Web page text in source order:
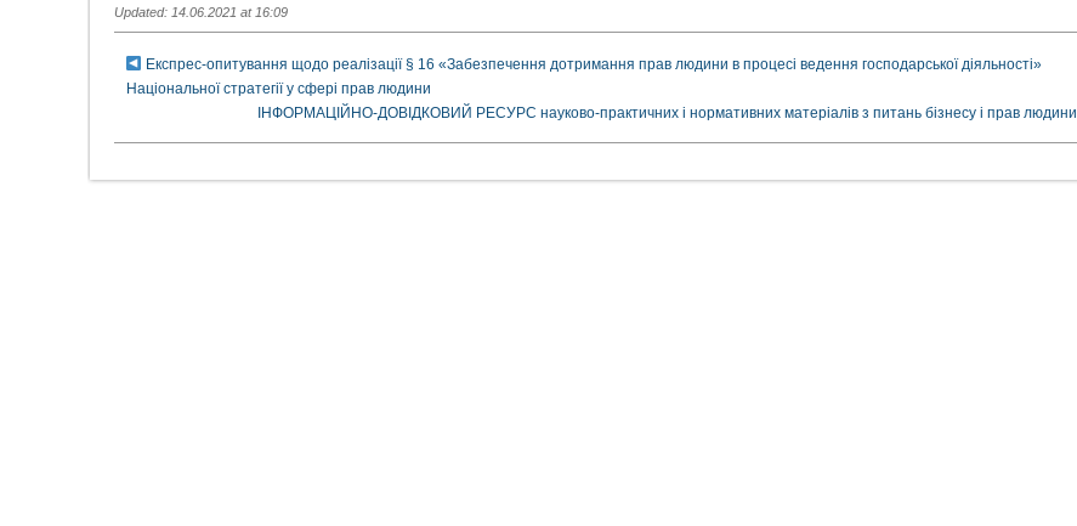
Updated: 14.06.2021 at 16:09
Експрес-опитування щодо реалізації § 16 «Забезпечення дотримання прав людини в процесі ведення господарської діяльності»
Національної стратегії у сфері прав людини
ІНФОРМАЦІЙНО-ДОВІДКОВИЙ РЕСУРС науково-практичних і нормативних матеріалів з питань бізнесу і прав людини